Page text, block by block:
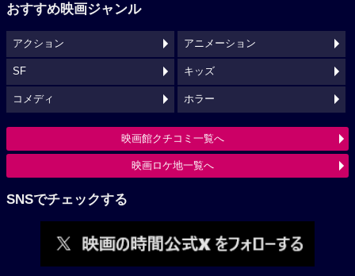
おすすめ映画ジャンル
アクション アニメーション
SF キッズ
コメディ ホラー
映画館クチコミ一覧へ
映画ロケ地一覧へ
SNSでチェックする